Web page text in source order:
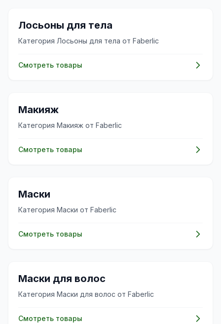
✨
Лосьоны для тела
Категория Лосьоны для тела от Faberlic
Смотреть товары
💄
Макияж
Категория Макияж от Faberlic
Смотреть товары
✨
Маски
Категория Маски от Faberlic
Смотреть товары
💇‍♀️
Маски для волос
Категория Маски для волос от Faberlic
Смотреть товары